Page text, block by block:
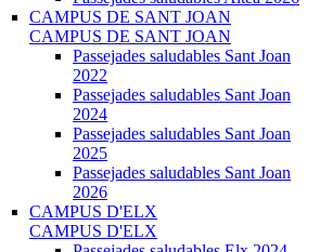
CAMPUS DE SANT JOAN
CAMPUS DE SANT JOAN
Passejades saludables Sant Joan
2022
Passejades saludables Sant Joan
2024
Passejades saludables Sant Joan
2025
Passejades saludables Sant Joan
2026
CAMPUS D'ELX
CAMPUS D'ELX